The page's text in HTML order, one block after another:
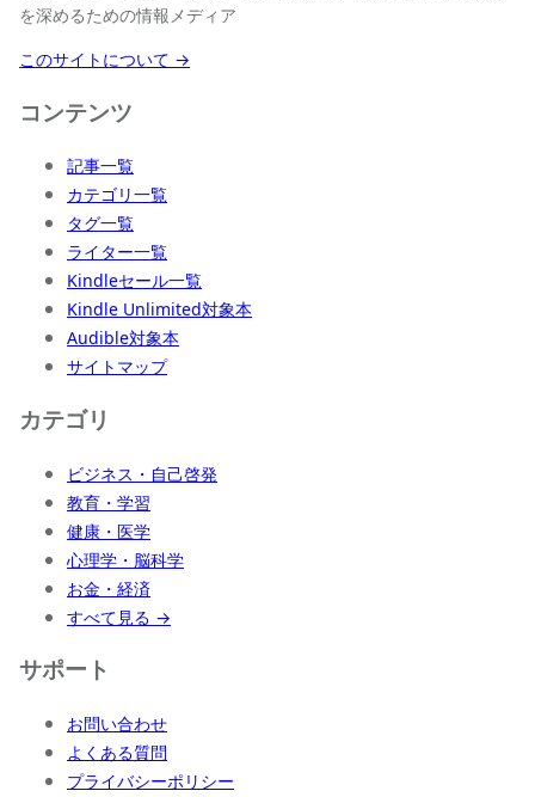
を深めるための情報メディア
このサイトについて →
コンテンツ
記事一覧
カテゴリ一覧
タグ一覧
ライター一覧
Kindleセール一覧
Kindle Unlimited対象本
Audible対象本
サイトマップ
カテゴリ
ビジネス・自己啓発
教育・学習
健康・医学
心理学・脳科学
お金・経済
すべて見る →
サポート
お問い合わせ
よくある質問
プライバシーポリシー